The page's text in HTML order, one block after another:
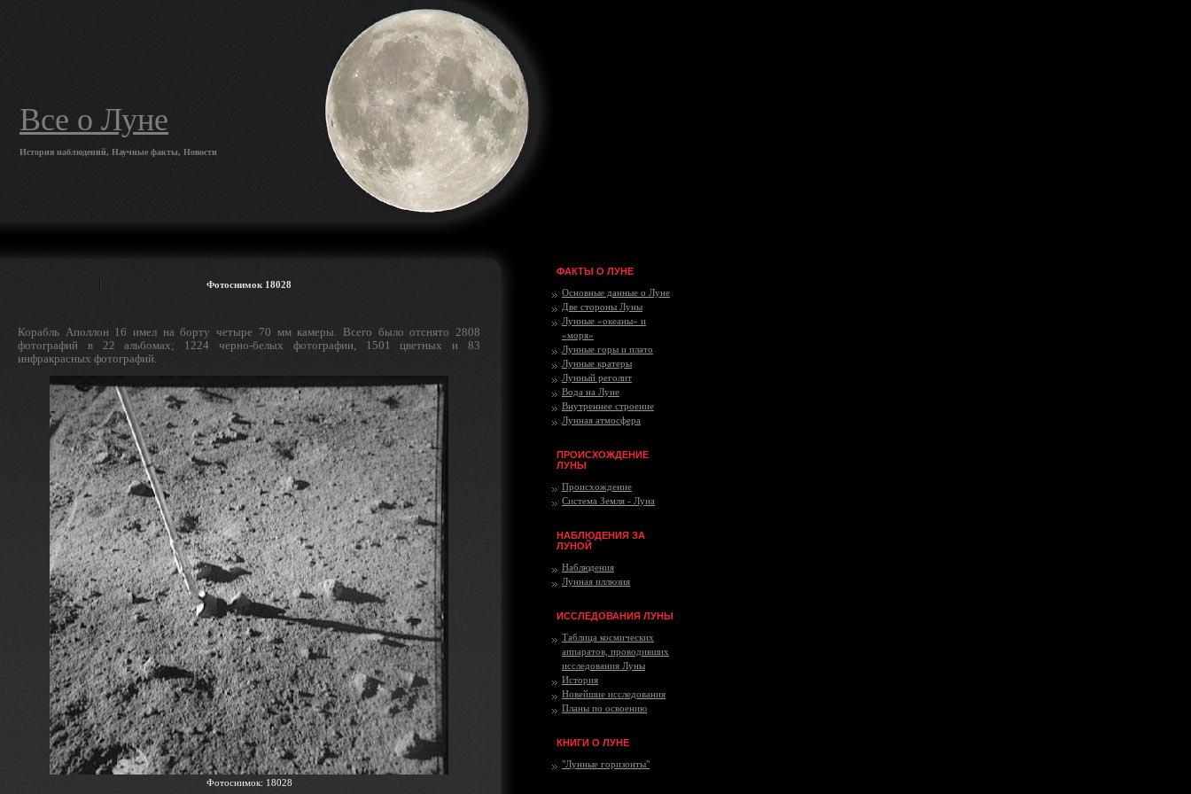
Все о Луне
История наблюдений, Научные факты, Новости
Фотоснимок 18028
Корабль Аполлон 16 имел на борту четыре 70 мм камеры. Всего было отснято 2808
фотографий в 22 альбомах; 1224 черно-белых фотографии, 1501 цветных и 83
инфракрасных фотографий.
Фотоснимок: 18028
ФАКТЫ О ЛУНЕ
Основные данные о Луне
Две стороны Луны
Лунные «океаны» и
«моря»
Лунные горы и плато
Лунные кратеры
Лунный реголит
Вода на Луне
Внутреннее строение
Лунная атмосфера
ПРОИСХОЖДЕНИЕ
ЛУНЫ
Происхождение
Система Земля - Луна
НАБЛЮДЕНИЯ ЗА
ЛУНОЙ
Наблюдения
Лунная иллюзия
ИССЛЕДОВАНИЯ ЛУНЫ
Таблица космических
аппаратов, проводивших
исследования Луны
История
Новейшие исследования
Планы по освоению
КНИГИ О ЛУНЕ
"Лунные горизонты"